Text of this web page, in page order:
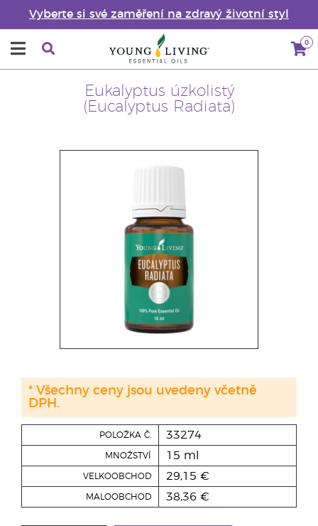
Vyberte si své zaměření na zdravý životní styl
0
Eukalyptus úzkolistý
(Eucalyptus Radiata)
POLOŽKA Č. 33274
MNOŽSTVÍ 15 ml
VELKOOBCHOD 29,15 €
MALOOBCHOD 38,36 €
* Všechny ceny jsou uvedeny včetně
DPH.